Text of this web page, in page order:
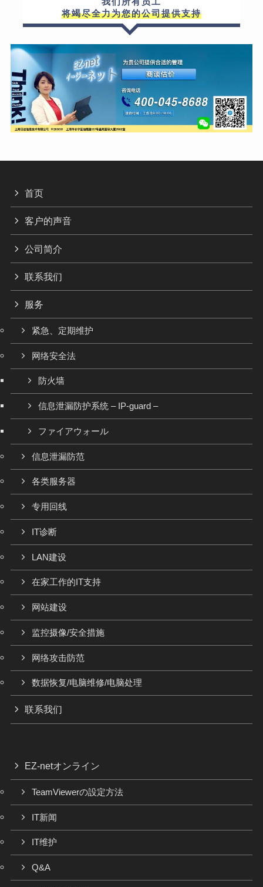
我们所有员工
将竭尽全力为您的公司提供支持
首页
客户的声音
公司简介
联系我们
服务
紧急、定期维护
网络安全法
防火墙
信息泄漏防护系统 – IP-guard –
ファイアウォール
信息泄漏防范
各类服务器
专用回线
IT诊断
LAN建设
在家工作的IT支持
网站建设
监控摄像/安全措施
网络攻击防范
数据恢复/电脑维修/电脑处理
联系我们
EZ-netオンライン
TeamViewerの設定方法
IT新闻
IT维护
Q&A